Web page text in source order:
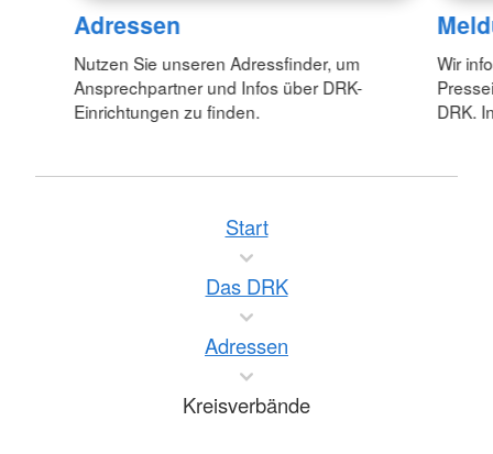
Adressen
Nutzen Sie unseren Adressfinder, um
Ansprechpartner und Infos über DRK-
Einrichtungen zu finden.
Wir
DRK.
Start
Das DRK
Adressen
Kreisverbände